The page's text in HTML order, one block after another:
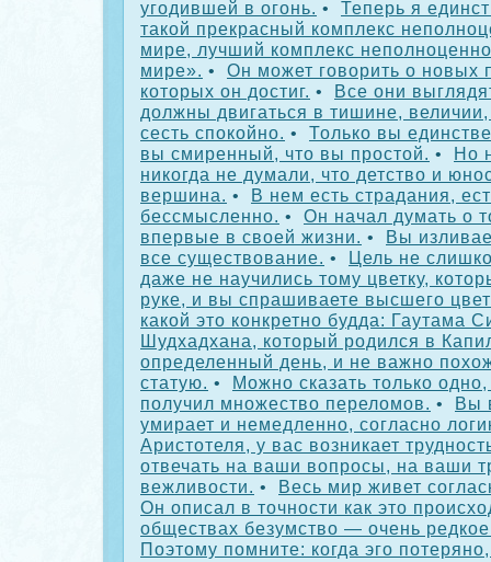
угодившей в огонь. • Теперь я
такой прекрасный комплекс
мире, лучший комплекс
мире». • Он может говорить о новых
которых он достиг. • Все они
должны двигаться в тишине,
сесть спокойно. • Только вы
вы смиренный, что вы простой. • Но
никогда не думали, что детство и
вершина. • В нем есть страдания,
бессмысленно. • Он начал думать о
впервые в своей жизни. • Вы
все существование. • Цель не
даже не научились тому цветку,
руке, и вы спрашиваете высшего
какой это конкретно будда: Гаутама
Шудхадхана, который родился в
определенный день, и не важно
статую. • Можно сказать только
получил множество переломов. • Вы
умирает и немедленно, согласно
Аристотеля, у вас возникает
отвечать на ваши вопросы, на ваши
вежливости. • Весь мир живет
Он описал в точности как это
обществах безумство — очень
Поэтому помните: когда эго